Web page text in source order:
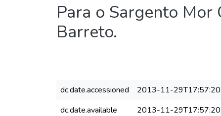
Para o Sargento
Barreto.
dc.date.accessioned
2013-11-
dc.date.available
2013-11-